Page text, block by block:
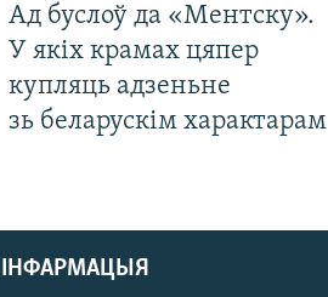
Ад буслоў да «Ментску».
У якіх крамах цяпер
купляць адзеньне
зь беларускім характарам
ІНФАРМАЦЫЯ